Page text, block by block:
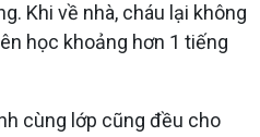
Khi về nhà, cháu lại không
học khoảng hơn 1 tiếng
cùng lớp cũng đều cho